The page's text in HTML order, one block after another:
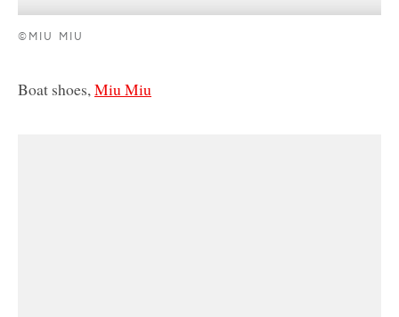
©MIU MIU
Boat shoes,Miu Miu